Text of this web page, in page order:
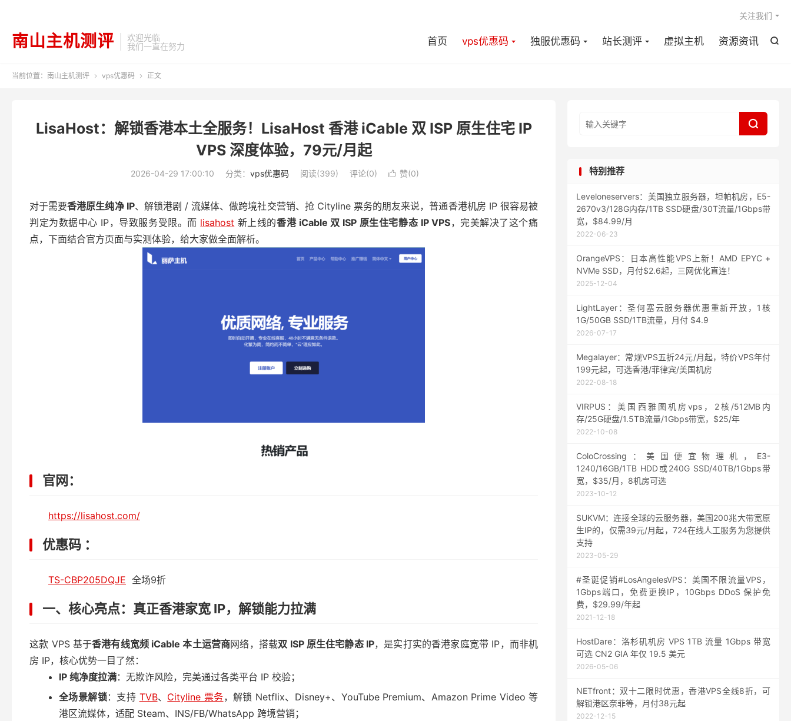
南山主机测评
欢迎光临
我们一直在努力

首页 vps优惠码 独服优惠码 站长测评 虚拟主机 资源资讯
关注我们
当前位置： 南山主机测评  vps优惠码  正文
LisaHost：解锁香港本土全服务！LisaHost 香港 iCable 双 ISP 原生住宅 IP
VPS 深度体验，79元/月起
2026-04-29 17:00:10 分类： vps优惠码 阅读(399) 评论(0)  赞(0)
对于需要香港原生纯净 IP、解锁港剧 / 流媒体、做跨境社交营销、抢 Cityline 票务的朋友来说，普通香港机房 IP 很容易被
判定为数据中心 IP，导致服务受限。而 lisahost 新上线的香港 iCable 双 ISP 原生住宅静态 IP VPS，完美解决了这个痛
点，下面结合官方页面与实测体验，给大家做全面解析。
官网：
https://lisahost.com/
优惠码 ：
TS-CBP205DQJE 全场9折
一、核心亮点：真正香港家宽 IP，解锁能力拉满
这款 VPS 基于香港有线宽频 iCable 本土运营商网络，搭载双 ISP 原生住宅静态 IP，是实打实的香港家庭宽带 IP，而非机
房 IP，核心优势一目了然：
IP 纯净度拉满：无欺诈风险，完美通过各类平台 IP 校验；
全场景解锁 ：支持 TVB、 Cityline 票务，解锁 Netflix、Disney+、YouTube Premium、Amazon Prime Video 等
港区流媒体，适配 Steam、INS/FB/WhatsApp 跨境营销；

特别推荐
Leveloneservers：美国独立服务器，坦帕机房，E5-
2670v3/128G内存/1TB SSD硬盘/30T流量/1Gbps带
宽，$84.99/月
2022-06-23
OrangeVPS：日本高性能VPS上新！AMD EPYC +
NVMe SSD，月付$2.6起，三网优化直连！
2025-12-04
LightLayer：圣何塞云服务器优惠重新开放，1核
1G/50GB SSD/1TB流量，月付 $4.9
2026-07-17
Megalayer：常规VPS五折24元/月起，特价VPS年付
199元起，可选香港/菲律宾/美国机房
2022-08-18
VIRPUS：美国西雅图机房vps，2核/512MB内
存/25G硬盘/1.5TB流量/1Gbps带宽，$25/年
2022-10-08
ColoCrossing：美国便宜物理机，E3-
1240/16GB/1TB HDD或240G SSD/40TB/1Gbps带
宽，$35/月，8机房可选
2023-10-12
SUKVM：连接全球的云服务器，美国200兆大带宽原
生IP的，仅需39元/月起，724在线人工服务为您提供
支持
2023-05-29
#圣诞促销#LosAngelesVPS：美国不限流量VPS，
1Gbps端口，免费更换IP，10Gbps DDoS 保护免
费，$29.99/年起
2021-12-18
HostDare：洛杉矶机房 VPS 1TB 流量 1Gbps 带宽
可选 CN2 GIA 年仅 19.5 美元
2026-05-06
NETfront：双十二限时优惠，香港VPS全线8折，可
解锁港区奈菲等，月付38元起
2022-12-15